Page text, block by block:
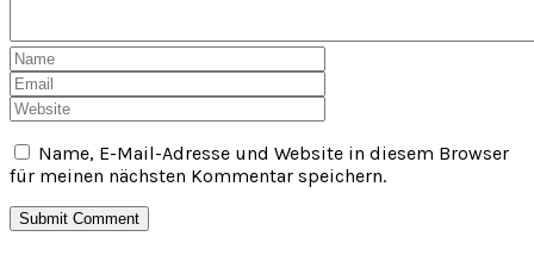
Name, E-Mail-Adresse und Website in diesem Browser
für meinen nächsten Kommentar speichern.